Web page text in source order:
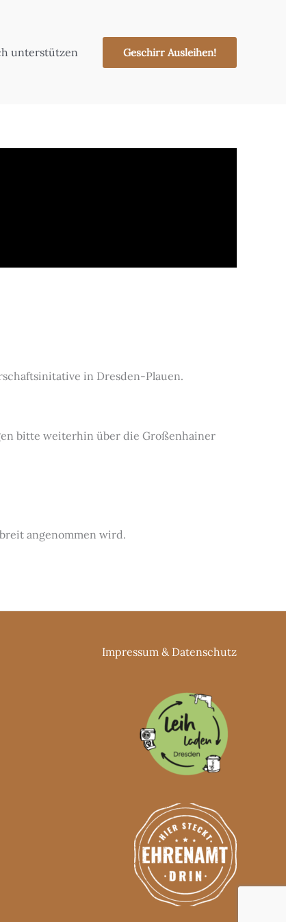
unterstützen Geschirr Ausleihen!
in Dresden-Plauen.
bitte weiterhin über die Großenhainer
angenommen wird.
Impressum & Datenschutz